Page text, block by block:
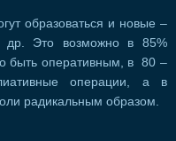
образоваться и новые –
др. Это возможно в 85%
быть оперативным, в 80 –
операции, а в
радикальным образом.